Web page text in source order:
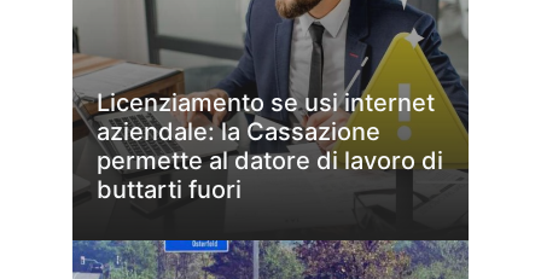
Licenziamento se usi internet
aziendale: la Cassazione
permette al datore di lavoro di
buttarti fuori